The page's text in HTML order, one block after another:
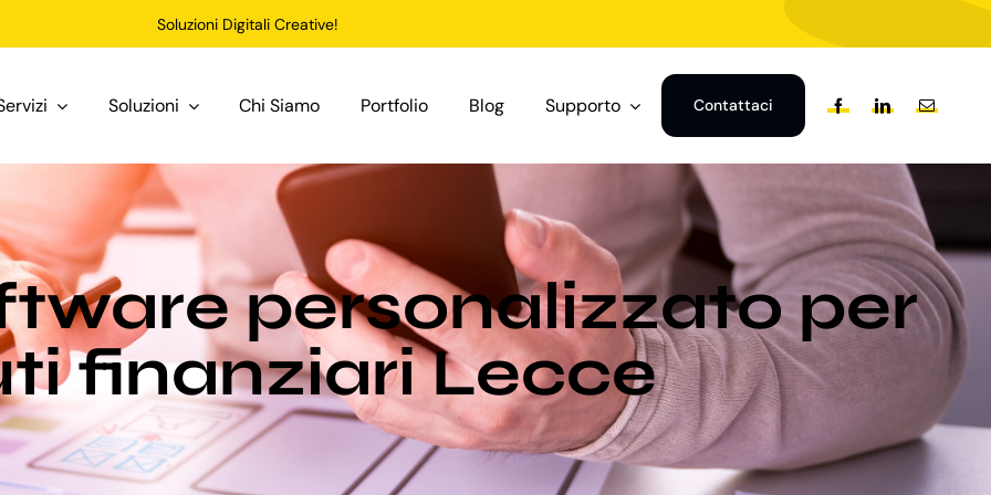
Soluzioni Digitali Creative!
Soluzioni Chi Siamo Portfolio Blog Supporto Contattaci
personalizzato per
finanziari Lecce